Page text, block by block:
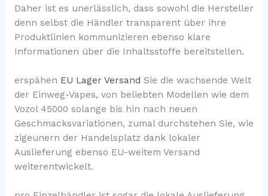
Daher ist es unerlässlich, dass sowohl die Hersteller
denn selbst die Händler transparent über ihre
Produktlinien kommunizieren ebenso klare
Informationen über die Inhaltsstoffe bereitstellen.
erspähen EU Lager Versand Sie die wachsende Welt
der Einweg-Vapes, von beliebten Modellen wie dem
Vozol 45000 solange bis hin nach neuen
Geschmacksvariationen, zumal durchstehen Sie, wie
zigeunern der Handelsplatz dank lokaler
Auslieferung ebenso EU-weitem Versand
weiterentwickelt.